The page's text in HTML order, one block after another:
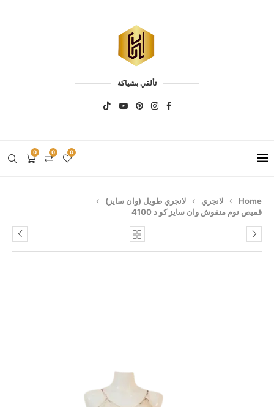
تألقي بشياكة
0 0 0
Home لانجري
لانجري طويل (وان سايز)
قميص نوم منقوش وان سايز كو د 4100